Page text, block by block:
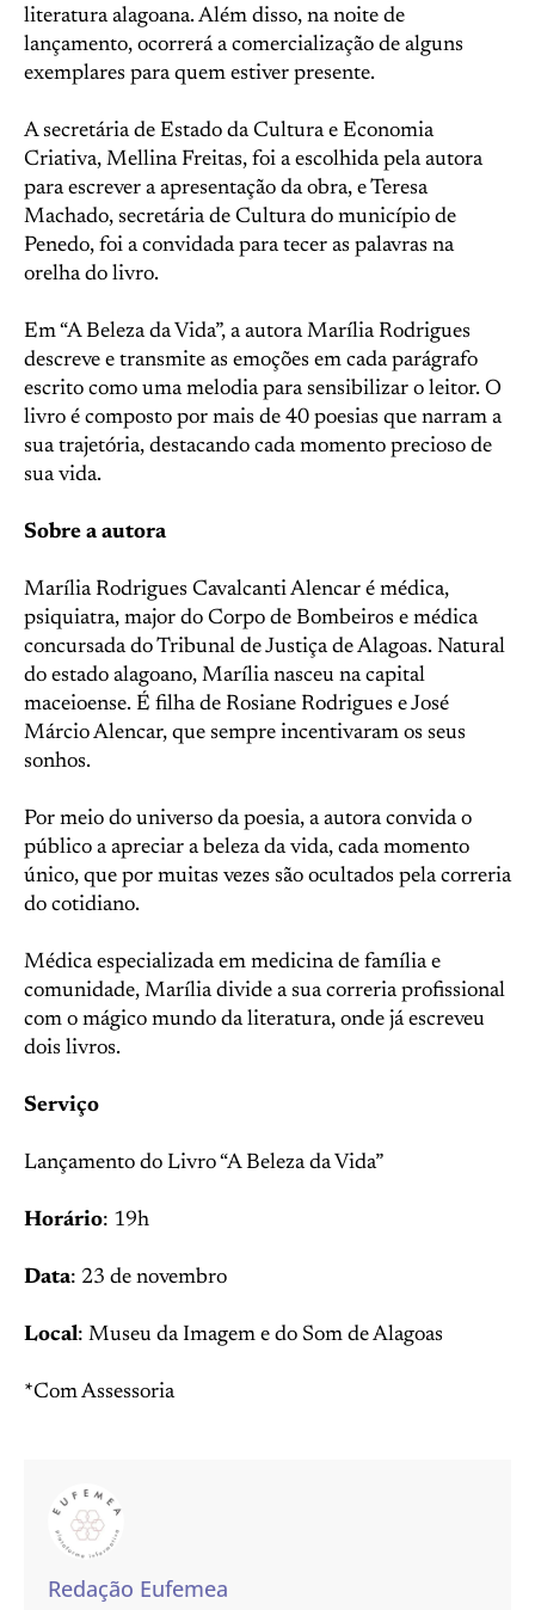
literatura alagoana. Além disso, na noite de
lançamento, ocorrerá a comercialização de alguns
exemplares para quem estiver presente.
A secretária de Estado da Cultura e Economia
Criativa, Mellina Freitas, foi a escolhida pela autora
para escrever a apresentação da obra, e Teresa
Machado, secretária de Cultura do município de
Penedo, foi a convidada para tecer as palavras na
orelha do livro.
Em “A Beleza da Vida”, a autora Marília Rodrigues
descreve e transmite as emoções em cada parágrafo
escrito como uma melodia para sensibilizar o leitor. O
livro é composto por mais de 40 poesias que narram a
sua trajetória, destacando cada momento precioso de
sua vida.
Sobre a autora
Marília Rodrigues Cavalcanti Alencar é médica,
psiquiatra, major do Corpo de Bombeiros e médica
concursada do Tribunal de Justiça de Alagoas. Natural
do estado alagoano, Marília nasceu na capital
maceioense. É filha de Rosiane Rodrigues e José
Márcio Alencar, que sempre incentivaram os seus
sonhos.
Por meio do universo da poesia, a autora convida o
público a apreciar a beleza da vida, cada momento
único, que por muitas vezes são ocultados pela correria
do cotidiano.
Médica especializada em medicina de família e
comunidade, Marília divide a sua correria profissional
com o mágico mundo da literatura, onde já escreveu
dois livros.
Serviço
Lançamento do Livro “A Beleza da Vida”
Horário: 19h
Data: 23 de novembro
Local: Museu da Imagem e do Som de Alagoas
*Com Assessoria
Redação Eufemea